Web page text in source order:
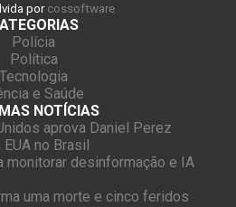
por cossoftware
Polícia
Política
Tecnologia
e Saúde
NOTÍCIAS
aprova Daniel Perez
no Brasil
monitorar desinformação e IA
uma morte e cinco feridos